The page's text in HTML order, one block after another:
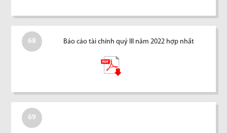
68 Báo cáo tài chính quý III năm 2022 hợp nhất
69